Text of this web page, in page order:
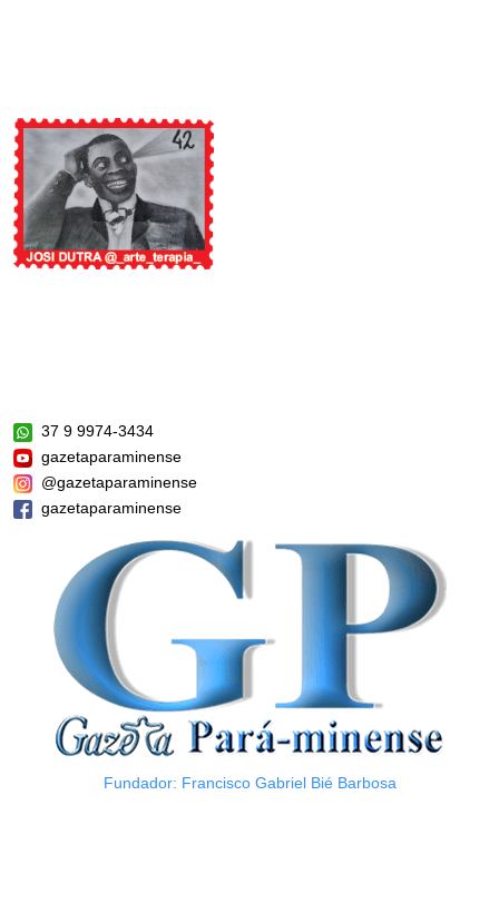
37 9 9974-3434
gazetaparaminense
@gazetaparaminense
gazetaparaminense
Fundador: Francisco Gabriel Bié Barbosa